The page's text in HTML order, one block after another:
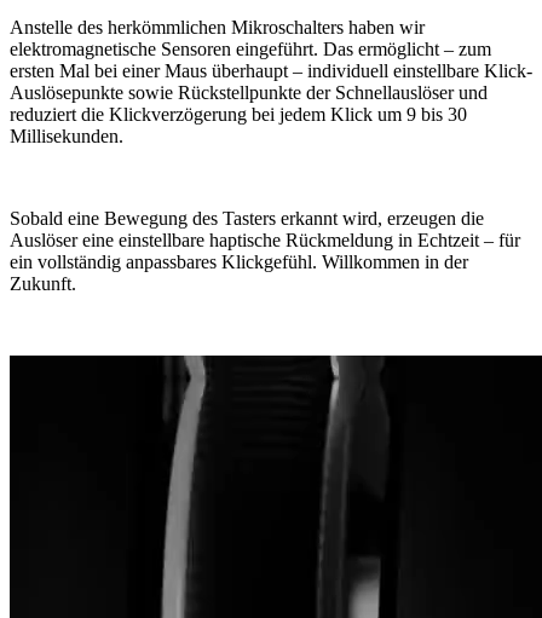
Anstelle des herkömmlichen Mikroschalters haben wir
elektromagnetische Sensoren eingeführt. Das ermöglicht – zum
ersten Mal bei einer Maus überhaupt – individuell einstellbare Klick-
Auslösepunkte sowie Rückstellpunkte der Schnellauslöser und
reduziert die Klickverzögerung bei jedem Klick um 9 bis 30
Millisekunden.
Sobald eine Bewegung des Tasters erkannt wird, erzeugen die
Auslöser eine einstellbare haptische Rückmeldung in Echtzeit – für
ein vollständig anpassbares Klickgefühl. Willkommen in der
Zukunft.